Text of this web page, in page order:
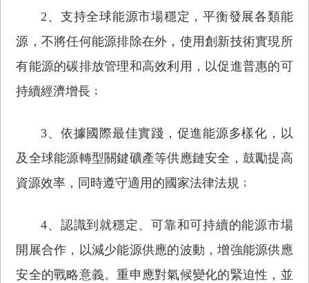
2、支持全球能源市場穩定，平衡發展各類能
源，不將任何能源排除在外，使用創新技術實現所
有能源的碳排放管理和高效利用，以促進普惠的可
持續經濟增長﹔
3、依據國際最佳實踐，促進能源多樣化，以
及全球能源轉型關鍵礦產等供應鏈安全，鼓勵提高
資源效率，同時遵守適用的國家法律法規﹔
4、認識到就穩定、可靠和可持續的能源市場
開展合作，以減少能源供應的波動，增強能源供應
安全的戰略意義。重申應對氣候變化的緊迫性，並